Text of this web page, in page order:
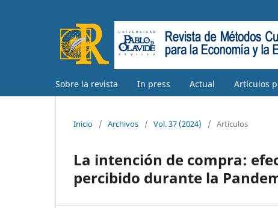
Sobre la revista In press Actual Artículos
Inicio / Archivos / Vol. 37 (2024) / Artículos
La intención de compra:
percibido durante la